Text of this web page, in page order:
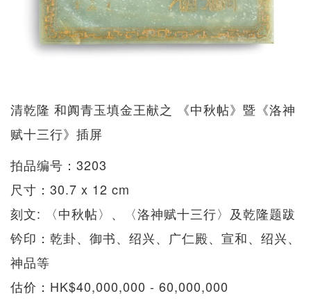
清乾隆 和阗青玉填金王献之 《中秋帖》暨《洛神
赋十三行》插屏
拍品编号：3203
尺寸：30.7 x 12 cm
刻文: 〈中秋帖〉、〈洛神赋十三行〉及乾隆题跋
钤印：乾卦、御书、绍兴、广仁殿、宣和、绍兴、
神品等
估价：HK$40,000,000 - 60,000,000